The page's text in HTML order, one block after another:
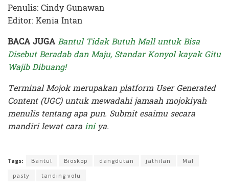
Penulis: Cindy Gunawan
Editor: Kenia Intan
BACA JUGABantul Tidak Butuh Mall untuk Bisa
Disebut Beradab dan Maju, Standar Konyol kayak Gitu
Wajib Dibuang!
Terminal Mojok merupakan platform User Generated
Content (UGC) untuk mewadahi jamaah mojokiyah
menulis tentang apa pun. Submit esaimu secara
mandiri lewat carainiya.
Tags: Bantul Bioskop dangdutan jathilan
Mal
pasty
tanding volu